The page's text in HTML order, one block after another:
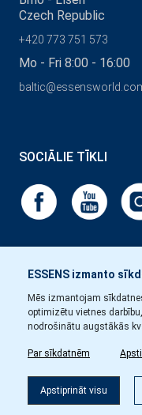
ESSENS izmanto
Mēs izmantojam
optimizētu vietnes
nodrošinātu augstākās
Par sīkdatnēm
Apstiprināt visu
Czech Republic
+420 773 751 573
Mo - Fri 8:00 - 16:00
SOCIĀLIE TĪKLI